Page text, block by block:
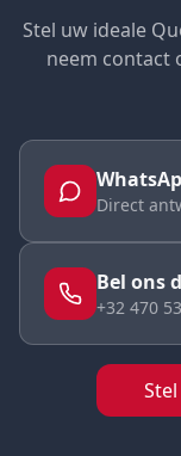
Stel uw ideale
neem contact
Direct
Bel ons
+32 470